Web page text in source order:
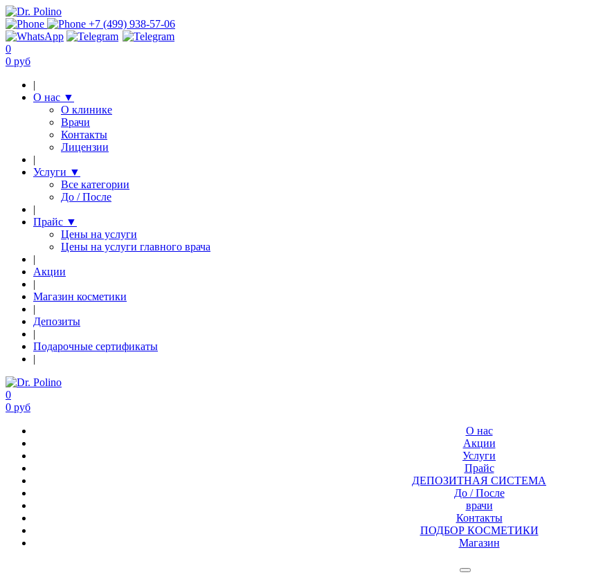
+7 (499) 938-57-06
0
0 руб
|
О нас ▼
О клинике
Врачи
Контакты
Лицензии
|
Услуги ▼
Все категории
До / После
|
Прайс ▼
Цены на услуги
Цены на услуги главного врача
|
Акции
|
Магазин косметики
|
Депозиты
|
Подарочные сертификаты
|
0
0 руб
О нас
Акции
Услуги
Прайс
ДЕПОЗИТНАЯ СИСТЕМА
До / После
врачи
Контакты
ПОДБОР КОСМЕТИКИ
Магазин